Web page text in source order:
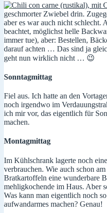
geschmorter Zwiebel drin.
aber es war auch nicht schlecht.
beachtet, möglichst helle
immer tue), aber: Bestellen,
darauf achten … Das sind ja
geht nun wirklich nicht … 😉
Sonntagmittag
Fiel aus. Ich hatte an den
noch irgendwo im
ich mir vor, das eigentlich für
machen.
Montagmittag
Im Kühlschrank lagerte noch
verbrauchen. Wie auch schon
Bratkartoffeln eine wunderbare
mehligkochende im Haus. Aber
Was kann man eigentlich noch
aufwandarmes machen? Genau!